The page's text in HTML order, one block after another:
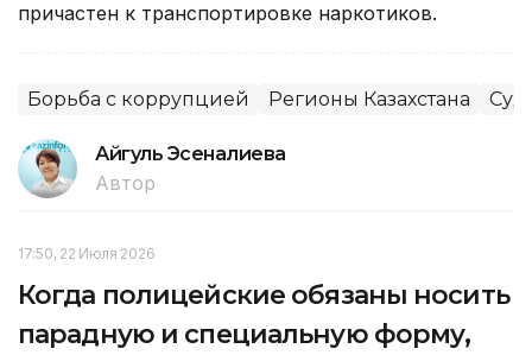
причастен к транспортировке наркотиков.
Борьба с коррупцией Регионы Казахстана
Айгуль Эсеналиева
Автор
17:50, 22 Июля 2026
Когда полицейские обязаны носить
парадную и специальную форму,